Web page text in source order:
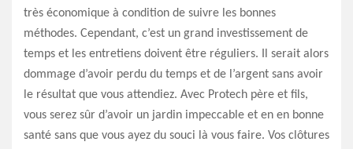
très économique à condition de suivre les bonnes
méthodes. Cependant, c’est un grand investissement de
temps et les entretiens doivent être réguliers. Il serait alors
dommage d’avoir perdu du temps et de l’argent sans avoir
le résultat que vous attendiez. Avec Protech père et fils,
vous serez sûr d’avoir un jardin impeccable et en en bonne
santé sans que vous ayez du souci là vous faire. Vos clôtures